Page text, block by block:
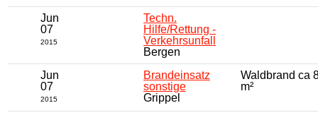
Jun
07
2015
Techn.
Hilfe/Rettung -
Verkehrsunfall
Bergen
Jun
07
2015
Brandeinsatz
sonstige
Grippel
Waldbrand ca
m²